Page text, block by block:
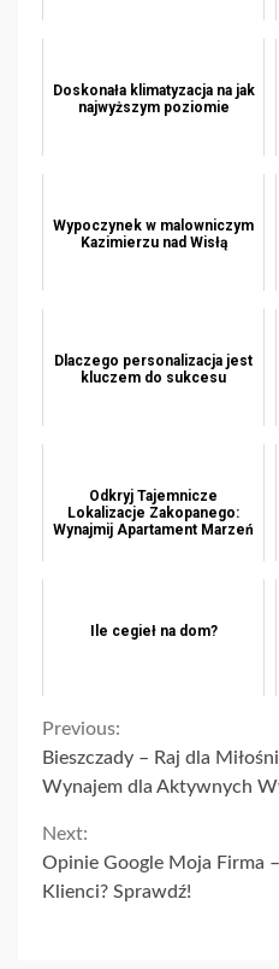
Doskonała klimatyzacja na jak
najwyższym poziomie
Wypoczynek w malowniczym
Kazimierzu nad Wisłą
Dlaczego personalizacja jest
kluczem do sukcesu
Odkryj Tajemnicze
Lokalizacje Zakopanego:
Wynajmij Apartament Marzeń
Ile cegieł na dom?
Continue
Reading
Previous:
Bieszczady – Raj dla
Wynajem dla Aktywnych
Next:
Opinie Google Moja Firma
Klienci? Sprawdź!